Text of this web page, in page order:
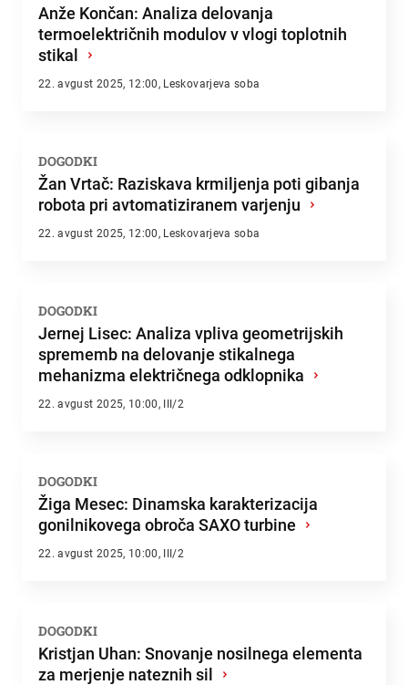
Anže Končan: Analiza delovanja
termoelektričnih modulov v vlogi toplotnih
stikal
›
22. avgust 2025, 12:00, Leskovarjeva soba
DOGODKI
Žan Vrtač: Raziskava krmiljenja poti gibanja
robota pri avtomatiziranem varjenju ›
22. avgust 2025, 12:00, Leskovarjeva soba
DOGODKI
Jernej Lisec: Analiza vpliva geometrijskih
sprememb na delovanje stikalnega
mehanizma električnega odklopnika ›
22. avgust 2025, 10:00, III/2
DOGODKI
Žiga Mesec: Dinamska karakterizacija
gonilnikovega obroča SAXO turbine ›
22. avgust 2025, 10:00, III/2
DOGODKI
Kristjan Uhan: Snovanje nosilnega elementa
za merjenje nateznih sil
›